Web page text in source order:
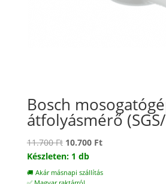
Bosch
átfolyásmérő
11.700Ft Original
price
was:
10.700 FtCurrent
is:
Készleten: 1 db
🚚 Akár másnapi szállítás